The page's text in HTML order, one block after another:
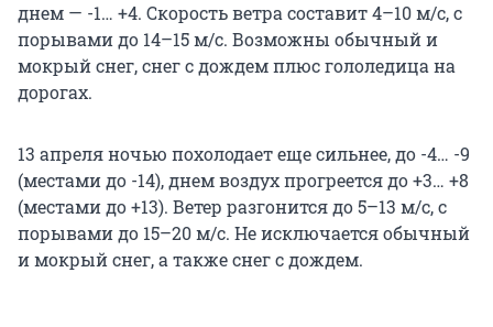
днем — -1… +4. Скорость ветра составит 4–10 м/c, с
порывами до 14–15 м/с. Возможны обычный и
мокрый снег, снег с дождем плюс гололедица на
дорогах.
13 апреля ночью похолодает еще сильнее, до -4… -9
(местами до -14), днем воздух прогреется до +3… +8
(местами до +13). Ветер разгонится до 5–13 м/с, с
порывами до 15–20 м/с. Не исключается обычный
и мокрый снег, а также снег с дождем.